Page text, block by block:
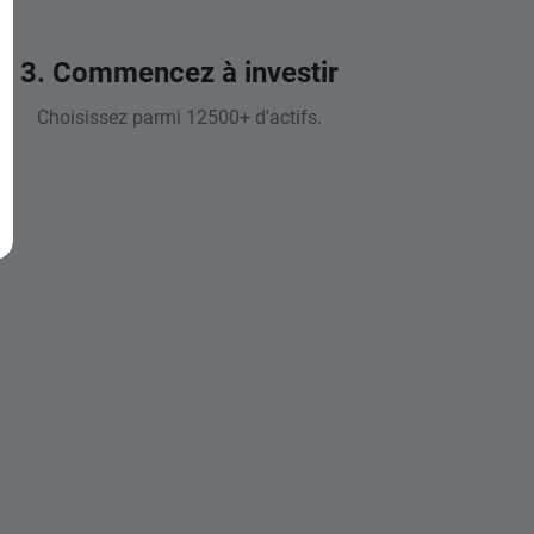
3. Commencez à investir
Choisissez parmi 12500+ d'actifs.